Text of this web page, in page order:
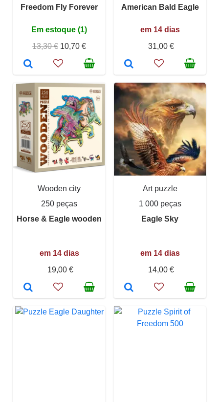
Freedom Fly Forever
Em estoque (1)
13,30 € 10,70 €
American Bald Eagle
em 14 dias
31,00 €
Wooden city
250 peças
Horse & Eagle wooden
em 14 dias
19,00 €
Art puzzle
1 000 peças
Eagle Sky
em 14 dias
14,00 €